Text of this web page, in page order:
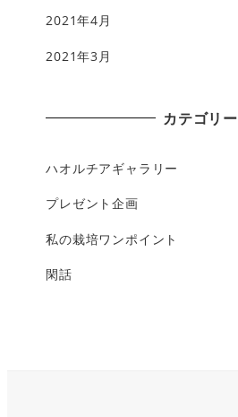
2021年4月
2021年3月
カテゴリー
ハオルチアギャラリー
プレゼント企画
私の栽培ワンポイント
閑話